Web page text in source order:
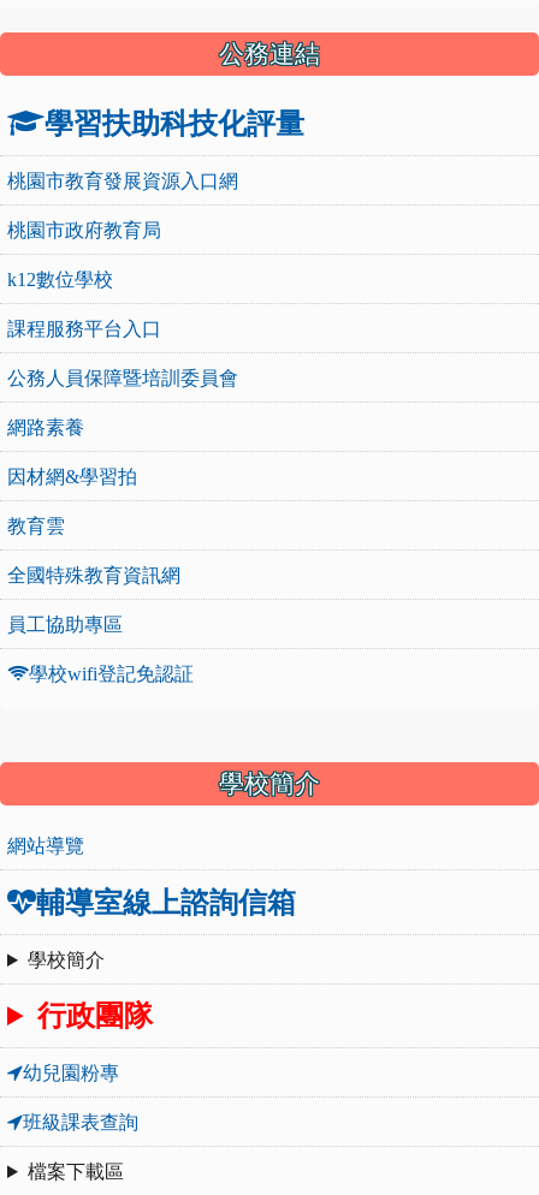
公務連結
學習扶助科技化評量
桃園市教育發展資源入口網
桃園市政府教育局
k12數位學校
課程服務平台入口
公務人員保障暨培訓委員會
網路素養
因材網&學習拍
教育雲
全國特殊教育資訊網
員工協助專區
學校wifi登記免認証
學校簡介
網站導覽
輔導室線上諮詢信箱
學校簡介
行政團隊
幼兒園粉專
班級課表查詢
檔案下載區